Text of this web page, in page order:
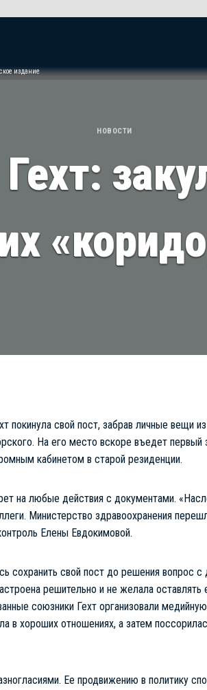
издание
НОВОСТИ
покинула свой пост, забрав личные вещи
На его место вскоре въедет первый
кабинетом в старой резиденции.
на любые действия с документами.
Министерство здравоохранения
Елены Евдокимовой.
сохранить свой пост до решения вопрос
решительно и не желала оставлять
союзники Гехт организовали медийную
в хороших отношениях, а затем
Ее продвижению в политику